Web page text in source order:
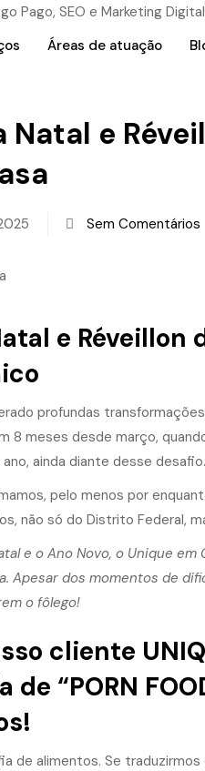
Áreas de atuação
e
Sem Comentários
e Réveillon
profundas
8 meses desde março,
ainda diante desse desafio.
pelo menos por
não só do Distrito Federal,
e o Ano Novo, o Unique em
Apesar dos momentos de
o fôlego!
cliente
de “PORN
de alimentos. Se